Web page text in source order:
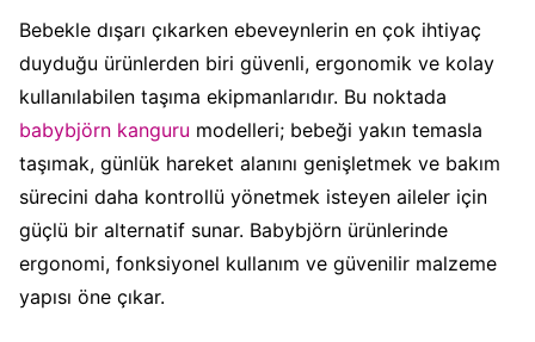
Bebekle dışarı çıkarken ebeveynlerin en çok ihtiyaç
duyduğu ürünlerden biri güvenli, ergonomik ve kolay
kullanılabilen taşıma ekipmanlarıdır. Bu noktada
babybjörn kanguru modelleri; bebeği yakın temasla
taşımak, günlük hareket alanını genişletmek ve bakım
sürecini daha kontrollü yönetmek isteyen aileler için
güçlü bir alternatif sunar. Babybjörn ürünlerinde
ergonomi, fonksiyonel kullanım ve güvenilir malzeme
yapısı öne çıkar.